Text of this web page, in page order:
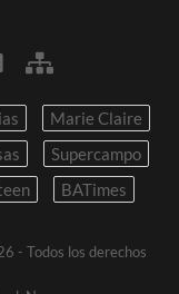
Marie Claire
Supercampo
BATimes
- Todos los derechos